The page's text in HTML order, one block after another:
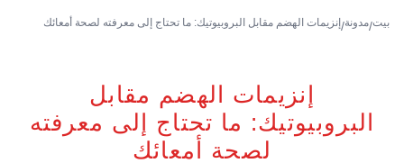
بيت/مدونة/ إنزيمات الهضم مقابل البروبيوتيك: ما تحتاج إلى معرفته لصحة أمعائك
إنزيمات الهضم مقابل
البروبيوتيك: ما تحتاج إلى معرفته
لصحة أمعائك